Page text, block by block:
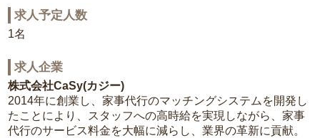
求人予定人数
1名
求人企業
株式会社CaSy(カジー)
2014年に創業し、家事代行のマッチングシステムを開発し
たことにより、スタッフへの高時給を実現しながら、家事
代行のサービス料金を大幅に減らし、業界の革新に貢献。